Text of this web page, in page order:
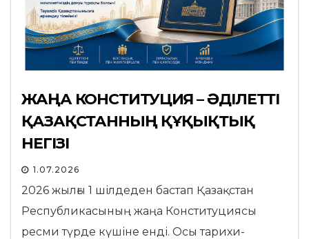
ЖАҢА КОНСТИТУЦИЯ – ӘДІЛЕТТІ
ҚАЗАҚСТАННЫҢ ҚҰҚЫҚТЫҚ
НЕГІЗІ
1.07.2026
2026 жылғы 1 шілдеден бастап Қазақстан
Республикасының жаңа Конституциясы
ресми түрде күшіне енді. Осы тарихи-